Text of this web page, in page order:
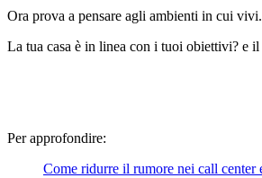
Ora prova a pensare agli ambienti in cui vivi.
La tua casa è in linea con i tuoi obiettivi? e
Per approfondire:
Come ridurre il rumore nei call center